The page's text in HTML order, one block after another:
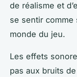
de réalisme et
se sentir comme
monde du jeu.
Les effets
pas aux bruits